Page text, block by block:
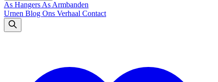
As Hangers As Armbanden
Urnen Blog Ons Verhaal Contact